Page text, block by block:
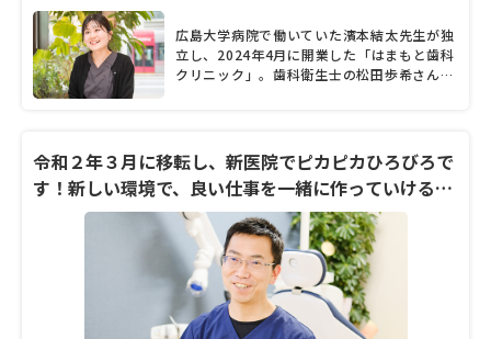
生は大学病院の歯周診療科で研鑽を積んでき
た歯科医師。歯周病治療以外にも、一般の虫
歯治療から入れ歯の作製、インプラント治療
いて聞いた。
広島大学病院で働いていた濱本結太先生が独
立し、2024年4月に開業した「はまもと歯科
クリニック」。歯科衛生士の松田歩希さん
活躍しているとか。「アットホームな職場な
ので、それぞれが自分の良さを発揮すること
ができていると思います」と笑顔を見せる松
田さん。同院のチークワークの良さや、歯科
衛生士としてスキルアップできる環境に魅力
を感じているようです。「患者さんの人生を
豊かにすること」を目標に、適切な処置や関
わり方ができる歯科衛生士をめざしている松
田さんに同院の雰囲気や仕事のやりがいなど
について、たっぷり話を聞きました。
令和２年３月に移転し、新医院でピカピカひろびろで
す！新しい環境で、良い仕事を一緒に作っていける衛
生士さん大募集です！